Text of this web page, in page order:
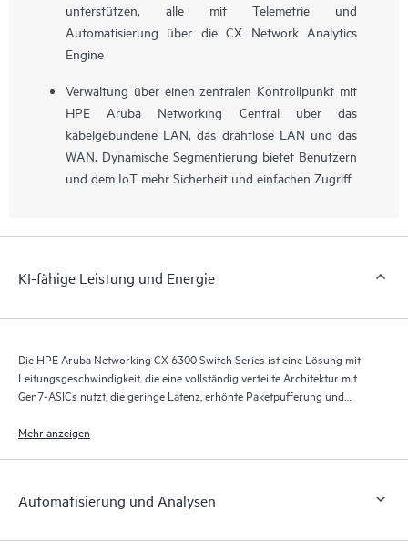
unterstützen, alle mit Telemetrie und
Automatisierung über die CX Network Analytics
Engine
Verwaltung über einen zentralen Kontrollpunkt mit
HPE Aruba Networking Central über das
kabelgebundene LAN, das drahtlose LAN und das
WAN. Dynamische Segmentierung bietet Benutzern
und dem IoT mehr Sicherheit und einfachen Zugriff
KI-fähige Leistung und Energie
Die HPE Aruba Networking CX 6300 Switch Series ist eine Lösung mit
Leitungsgeschwindigkeit, die eine vollständig verteilte Architektur mit
Gen7-ASICs nutzt, die geringe Latenz, erhöhte Paketpufferung und
Dinge)-Anforderungen bieten.
Mehr anzeigen
Automatisierung und Analysen